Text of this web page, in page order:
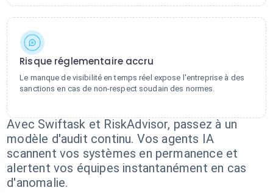
Risque réglementaire accru
Le manque de visibilité en temps réel expose l'entreprise à des
sanctions en cas de non-respect soudain des normes.
Avec Swiftask et RiskAdvisor, passez à un
modèle d'audit continu. Vos agents IA
scannent vos systèmes en permanence et
alertent vos équipes instantanément en cas
d'anomalie.